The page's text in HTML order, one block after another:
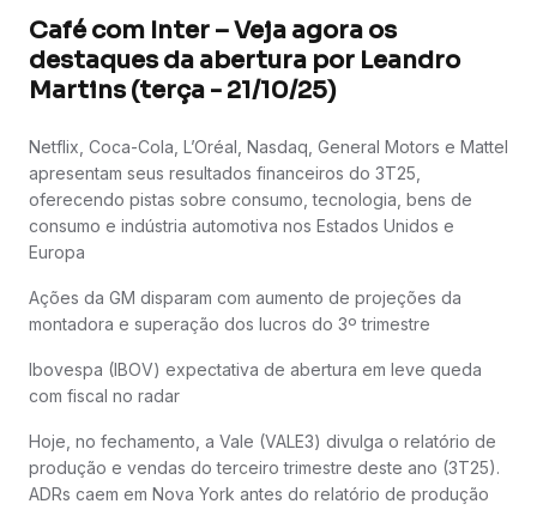
Café com Inter – Veja agora os
destaques da abertura por Leandro
Martins (terça - 21/10/25)
Netflix, Coca-Cola, L’Oréal, Nasdaq, General Motors e Mattel
apresentam seus resultados financeiros do 3T25,
oferecendo pistas sobre consumo, tecnologia, bens de
consumo e indústria automotiva nos Estados Unidos e
Europa
Ações da GM disparam com aumento de projeções da
montadora e superação dos lucros do 3º trimestre
Ibovespa (IBOV) expectativa de abertura em leve queda
com fiscal no radar
Hoje, no fechamento, a Vale (VALE3) divulga o relatório de
produção e vendas do terceiro trimestre deste ano (3T25).
ADRs caem em Nova York antes do relatório de produção